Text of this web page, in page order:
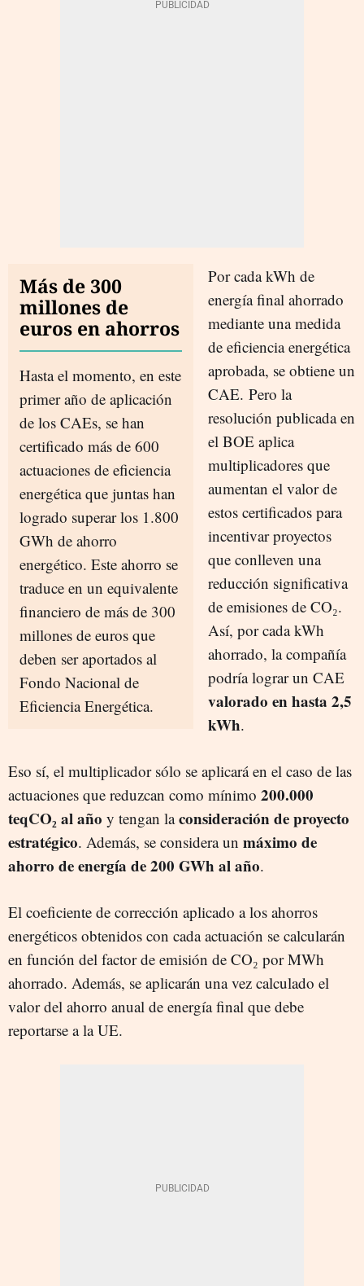
Más de 300
millones de
euros en ahorros
Hasta el momento, en este
primer año de aplicación
de los CAEs, se han
certificado más de 600
actuaciones de eficiencia
energética que juntas han
logrado superar los 1.800
GWh de ahorro
energético. Este ahorro se
traduce en un equivalente
financiero de más de 300
millones de euros que
deben ser aportados al
Fondo Nacional de
Eficiencia Energética.
Por cada kWh de
energía final ahorrado
mediante una medida
de eficiencia energética
aprobada, se obtiene un
CAE. Pero la
resolución publicada en
el BOE aplica
multiplicadores que
aumentan el valor de
estos certificados para
incentivar proyectos
que conlleven una
reducción significativa
de emisiones de CO₂.
Así, por cada kWh
ahorrado, la compañía
podría lograr un CAE
valorado en hasta 2,5
kWh.
Eso sí, el multiplicador sólo se aplicará en el caso de las
actuaciones que reduzcan como mínimo 200.000
teqCO₂ al año y tengan laconsideración de proyecto
estratégico. Además, se considera un máximo de
ahorro de energía de 200 GWh al año.
El coeficiente de corrección aplicado a los ahorros
energéticos obtenidos con cada actuación se calcularán
en función del factor de emisión de CO₂ por MWh
ahorrado. Además, se aplicarán una vez calculado el
valor del ahorro anual de energía final que debe
reportarse a la UE.